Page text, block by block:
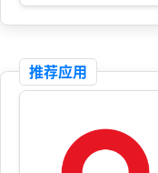
推荐应用